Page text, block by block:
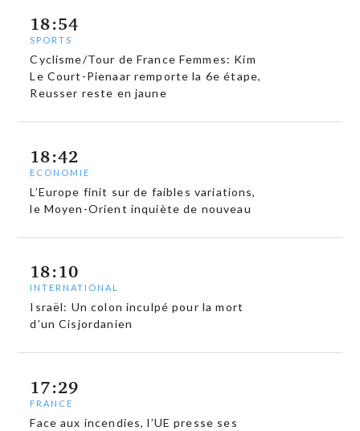
18:54
SPORTS
Cyclisme/Tour de France Femmes: Kim
Le Court-Pienaar remporte la 6e étape,
Reusser reste en jaune
18:42
ECONOMIE
L’Europe finit sur de faibles variations,
le Moyen-Orient inquiète de nouveau
18:10
INTERNATIONAL
Israël: Un colon inculpé pour la mort
d’un Cisjordanien
17:29
FRANCE
Face aux incendies, l’UE presse ses